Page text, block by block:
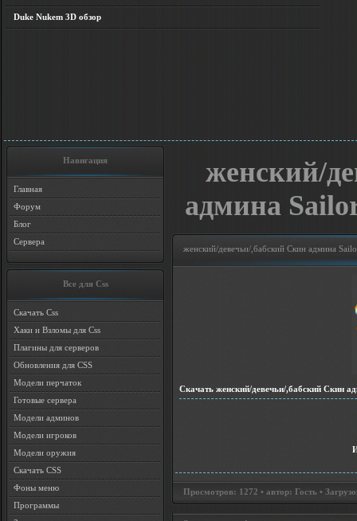
Duke Nukem 3D обзор
Навигация
Главная
Форум
Блог
Сервера
Все для Css
Скачать Css
Хаки и Взломы для Css
Плагины для серверов
Обновления для CSS
Модели перчаток
Готовые сервера
Модели админов
Модели игроков
Модели оружия
Скачать CSS
Фоны меню
Программы
женский/
админа
женский/девечьи/,бабский Скин админа
Скачать женский/девечьи/,бабский Скин
Просмотров: 1272 • автор: Гость •